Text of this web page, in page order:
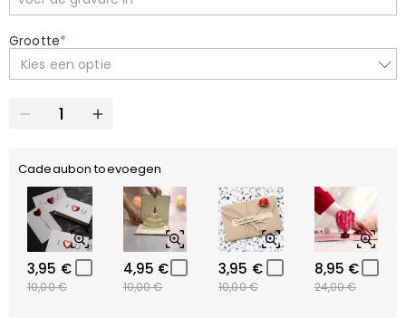
Grootte*
Kies een optie
Cadeaubon toevoegen
3,95 €
10,00 €
4,95 €
10,00 €
3,95 €
10,00 €
8,95 €
24,00 €